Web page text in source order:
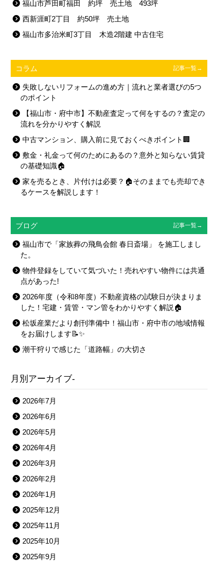
福山市芦田町福田 約坪 売土地 493坪
西新涯町2丁目 約50坪 売土地
福山市多治米町3丁目 木造2階建 中古住宅
コラム 記事一覧→
失敗しないリフォームの進め方｜流れと業者選びの5つ
のポイント
【福山市・府中市】不動産査定って何をするの？査定の
流れを分かりやすく解説
中古マンション、購入前に見ておくべきポイント🏢
敷金・礼金って何のためにあるの？意外と知らない賃貸
の基礎知識🏠
家を売るとき、片付けは必要？🏠そのままでも売却でき
るケースを解説します！
ブログ 記事一覧→
福山市で「家族葬の飛鳥会館 春日斎場」 を施工しまし
た。
物件登録をしていて気づいた！売れやすい物件には共通
点があった!
2026年度（令和8年度）不動産資格の試験日が決まりま
した！宅建・賃管・マン管をわかりやすく解説🏠
松坂産業だより創刊準備中！福山市・府中市の地域情報
をお届けします📝✨
潮干狩りで感じた「道路幅」の大切さ
月別アーカイブ-
2026年7月
2026年6月
2026年5月
2026年4月
2026年3月
2026年2月
2026年1月
2025年12月
2025年11月
2025年10月
2025年9月